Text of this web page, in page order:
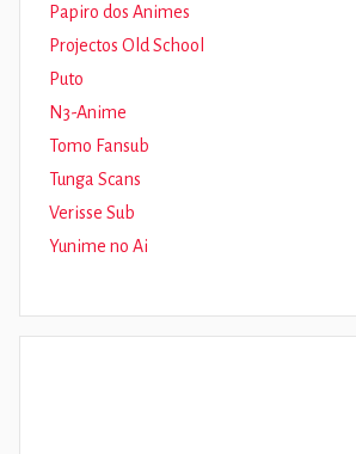
Papiro dos Animes
Projectos Old School
Puto
N3-Anime
Tomo Fansub
Tunga Scans
Verisse Sub
Yunime no Ai